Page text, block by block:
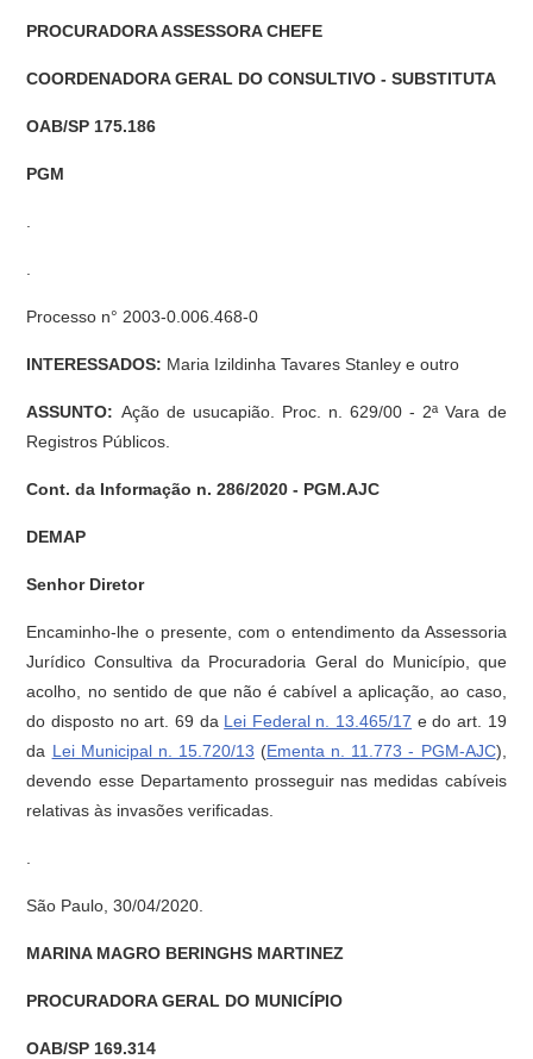
PROCURADORA ASSESSORA CHEFE
COORDENADORA GERAL DO CONSULTIVO - SUBSTITUTA
OAB/SP 175.186
PGM
Processo n° 2003-0.006.468-0
INTERESSADOS: Maria Izildinha Tavares Stanley e outro
ASSUNTO: Ação de usucapião. Proc. n. 629/00 - 2ª Vara de
Registros Públicos.
Cont. da Informação n. 286/2020 - PGM.AJC
DEMAP
Senhor Diretor
Encaminho-lhe o presente, com o entendimento da Assessoria
Jurídico Consultiva da Procuradoria Geral do Município, que
acolho, no sentido de que não é cabível a aplicação, ao caso,
do disposto no art. 69 da Lei Federal n. 13.465/17 e do art. 19
da Lei Municipal n. 15.720/13 (Ementa n. 11.773 - PGM-AJC),
devendo esse Departamento prosseguir nas medidas cabíveis
relativas às invasões verificadas.
São Paulo, 30/04/2020.
MARINA MAGRO BERINGHS MARTINEZ
PROCURADORA GERAL DO MUNICÍPIO
OAB/SP 169.314